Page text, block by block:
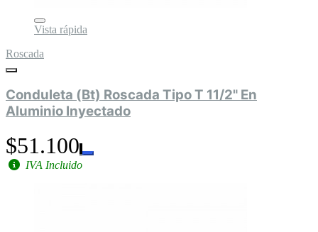
Vista rápida
Roscada
Conduleta (Bt) Roscada Tipo T 11/2" En
Aluminio Inyectado
$51.100
IVA Incluido